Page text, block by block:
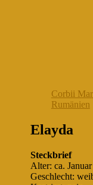
Corbii
Rumänien
Elayda
Steckbrief
Alter: ca.
Geschlecht: